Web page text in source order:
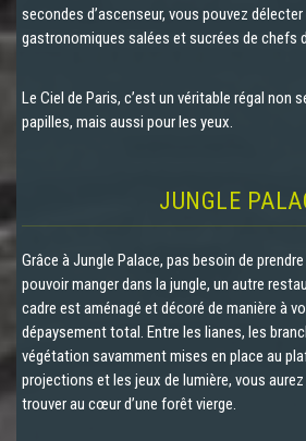
secondes d’ascenseur, vous pouvez
gastronomiques salées et sucrées de chefs
Le Ciel de Paris, c’est un véritable régal non
papilles, mais aussi pour les yeux.
JUNGLE
Grâce à Jungle Palace, pas besoin de
pouvoir manger dans la jungle, un autre
cadre est aménagé et décoré de manière à
dépaysement total. Entre les lianes, les
végétation savamment mises en place au
projections et les jeux de lumière, vous
trouver au cœur d’une forêt vierge.